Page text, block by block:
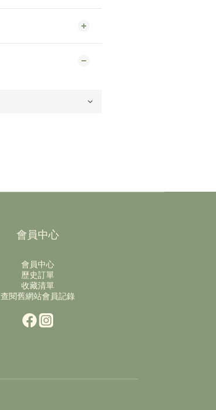
會員中心
會員中心
歷史訂單
收藏清單
查閱舊網站會員記錄